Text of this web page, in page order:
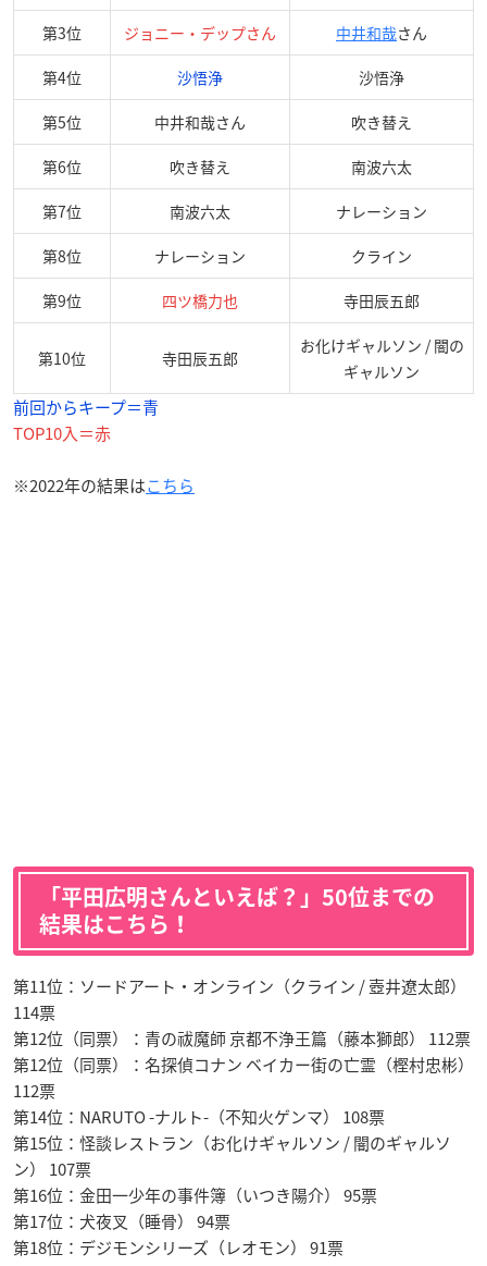
第3位 ジョニー・デップさん 中井和哉さん
第4位 沙悟浄 沙悟浄
第5位 中井和哉さん 吹き替え
第6位 吹き替え 南波六太
第7位 南波六太 ナレーション
第8位 ナレーション クライン
第9位 四ツ橋力也 寺田辰五郎
第10位 寺田辰五郎
お化けギャルソン / 闇の
ギャルソン
前回からキープ＝青
TOP10入＝赤
※2022年の結果はこちら
「平田広明さんといえば？」50位までの
結果はこちら！
第11位：ソードアート・オンライン（クライン / 壺井遼太郎）
114票
第12位（同票）：青の祓魔師 京都不浄王篇（藤本獅郎） 112票
第12位（同票）：名探偵コナン ベイカー街の亡霊（樫村忠彬）
112票
第14位：NARUTO -ナルト-（不知火ゲンマ） 108票
第15位：怪談レストラン（お化けギャルソン / 闇のギャルソ
ン） 107票
第16位：金田一少年の事件簿（いつき陽介） 95票
第17位：犬夜叉（睡骨） 94票
第18位：デジモンシリーズ（レオモン） 91票